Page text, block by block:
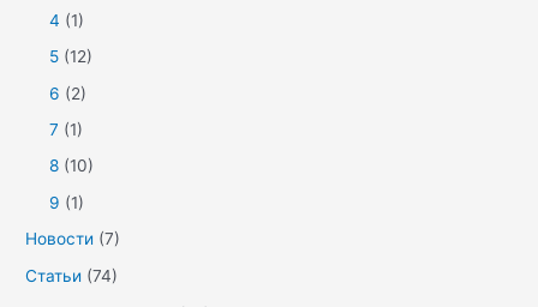
4 (1)
5 (12)
6 (2)
7 (1)
8 (10)
9 (1)
Новости (7)
Статьи (74)